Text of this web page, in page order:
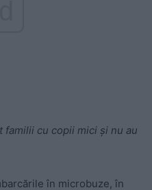
familii cu copii mici și nu au
în microbuze, în